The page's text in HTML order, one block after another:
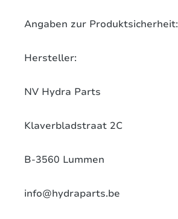
Angaben zur Produktsicherheit:
Hersteller:
NV Hydra Parts
Klaverbladstraat 2C
B-3560 Lummen
info@hydraparts.be